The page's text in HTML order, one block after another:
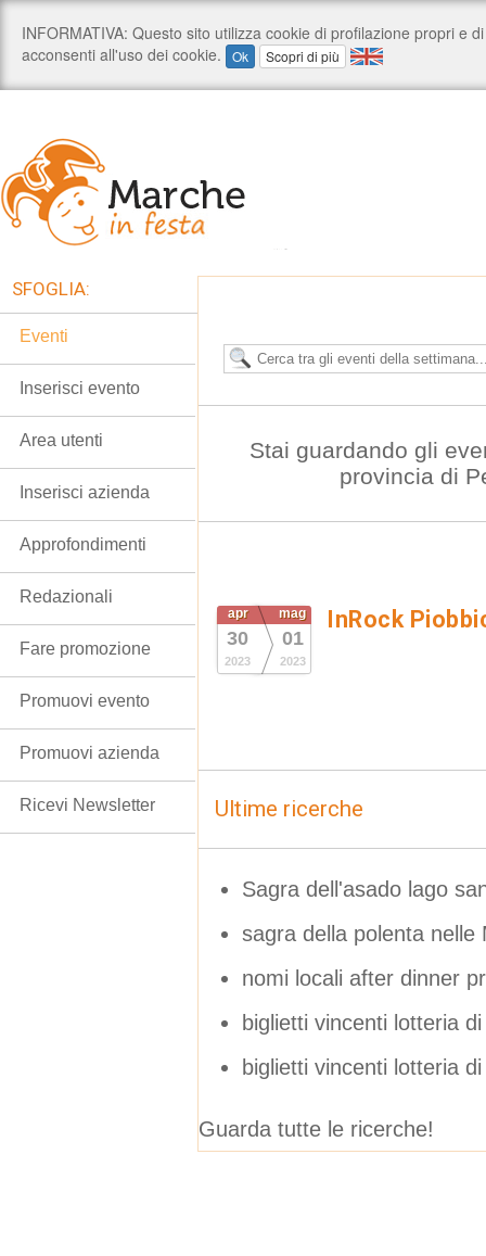
Stai guardando gli
provincia di
apr
30
2023
mag
01
2023
InRock
Ultime ricerche
Sagra dell'asado lago
sagra della polenta nelle
nomi locali after dinner
biglietti vincenti lotteria
biglietti vincenti lotteria
Guarda tutte le ricerche!
SFOGLIA:
Eventi
Inserisci evento
Area utenti
Inserisci azienda
Approfondimenti
Redazionali
Fare promozione
Promuovi evento
Promuovi azienda
Ricevi Newsletter